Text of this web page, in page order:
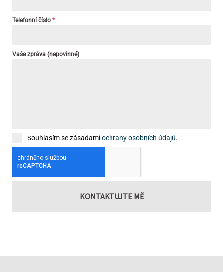
Telefonní číslo *
Vaše zpráva (nepovinné)
Souhlasím se zásadamiochrany osobních údajů.
KONTAKTUJTE MĚ